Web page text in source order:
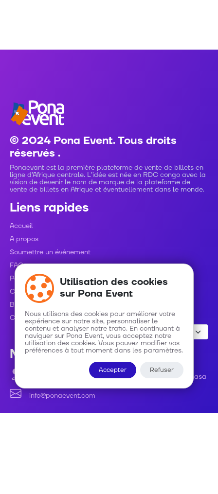
© 2024 Pona Event. Tous droits
réservés .
Ponaevant est la première plateforme de vente de billets en
ligne d’Afrique centrale. L’idée est née en RDC congo avec la
vision de devenir le nom de marque de la plateforme de
vente de billets en Afrique et éventuellement dans le monde.
Liens rapides
Accueil
A propos
Soumettre un événement
FAQ
Politique de Confidentialité
Conditions d'utilisation
Blog
Contact
Nous contacter
Avenue Roi Baudouin numéro 48 C/ Gombe - Kinshasa
info@ponaevent.com
Utilisation des cookies
sur Pona Event
Nous utilisons des cookies pour améliorer votre
expérience sur notre site, personnaliser le
contenu et analyser notre trafic. En continuant à
naviguer sur Pona Event, vous acceptez notre
utilisation des cookies. Vous pouvez modifier vos
préférences à tout moment dans les paramètres.
Accepter Refuser